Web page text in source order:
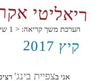
ריאליטי
הערכת משך קריאה: < 1
קיץ 2017
אני בצפיית בינג'